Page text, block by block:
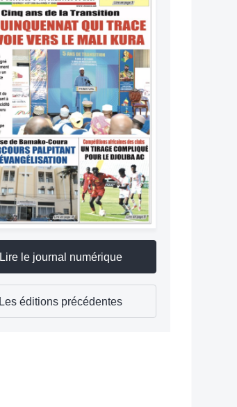
Lire le journal numérique
Les éditions précédentes